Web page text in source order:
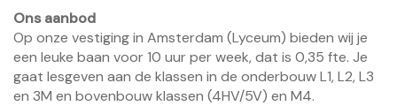
Ons aanbod
Op onze vestiging in Amsterdam (Lyceum) bieden wij je
een leuke baan voor 10 uur per week, dat is 0,35 fte. Je
gaat lesgeven aan de klassen in de onderbouw L1, L2, L3
en 3M en bovenbouw klassen (4HV/5V) en M4.